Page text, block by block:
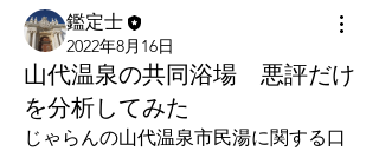
鑑定士
2022年8月16日
山代温泉の共同浴場 悪評だけ
を分析してみた
じゃらんの山代温泉市民湯に関する口